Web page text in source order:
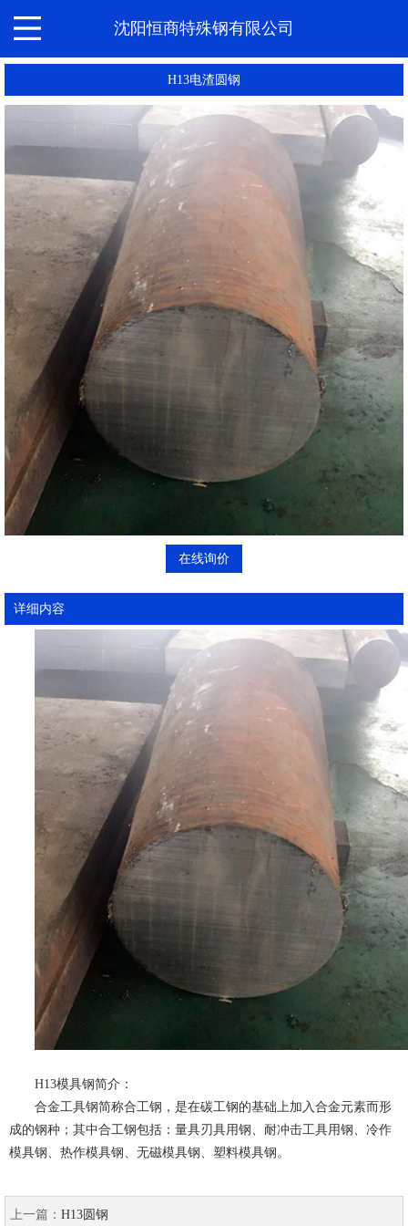
沈阳恒商特殊钢有限公司
H13电渣圆钢
在线询价
详细内容
H13模具钢简介：
合金工具钢简称合工钢，是在碳工钢的基础上加入合金元素而形
成的钢种；其中合工钢包括：量具刃具用钢、耐冲击工具用钢、冷作
模具钢、热作模具钢、无磁模具钢、塑料模具钢。
上一篇： H13圆钢